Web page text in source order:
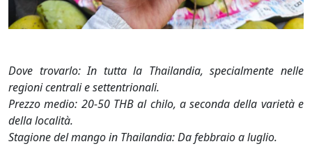
Dove trovarlo: In tutta la Thailandia, specialmente nelle
regioni centrali e settentrionali.
Prezzo medio: 20-50 THB al chilo, a seconda della varietà e
della località.
Stagione del mango in Thailandia: Da febbraio a luglio.